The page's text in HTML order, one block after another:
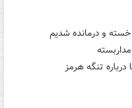
تنگه هرمز